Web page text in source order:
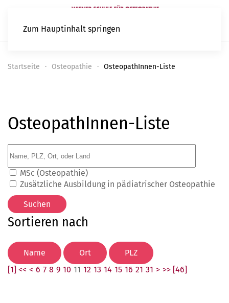
Zum Hauptinhalt springen
Startseite Osteopathie OsteopathInnen-Liste
OsteopathInnen-Liste
MSc (Osteopathie)
Zusätzliche Ausbildung in pädiatrischer Osteopathie
Sortieren nach
[1] << < 6 7 8 9 10 11 12 13 14 15 16 21 31 > >> [46]